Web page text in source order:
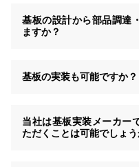
基板の設計から部品調達
ますか？
基板の実装も可能ですか？
当社は基板実装メーカー
ただくことは可能でしょう